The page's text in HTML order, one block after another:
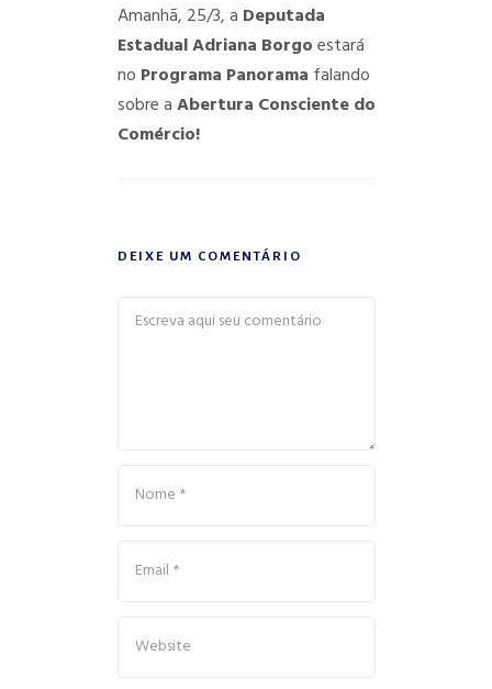
Amanhã, 25/3, a Deputada
Estadual Adriana Borgoestará
no Programa Panorama falando
sobre aAbertura Consciente do
Comércio!
DEIXE UM COMENTÁRIO